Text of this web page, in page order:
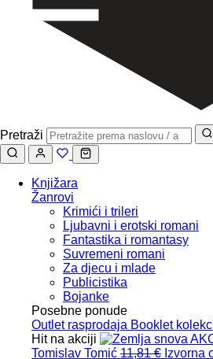
Pretraži
Knjižara
Žanrovi
Krimići i trileri
Ljubavni i erotski romani
Fantastika i romantasy
Suvremeni romani
Za djecu i mlade
Publicistika
Bojanke
Posebne ponude
Outlet rasprodaja Booklet
Hit na akciji
Tomislav Tomić 11,81€ Izvorna